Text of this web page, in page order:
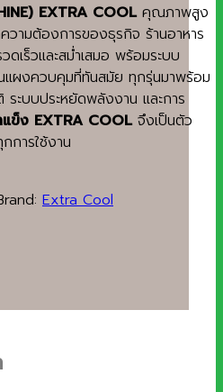
EXTRA COOLคุณภาพสูง
ามต้องการของธุรกิจ ร้านอาหาร
เร็วและสม่ำเสมอ พร้อมระบบ
แผงควบคุมที่ทันสมัย ทุกรุ่นมาพร้อม
ะบบประหยัดพลังงาน และการ
แข็ง EXTRA COOLจึงเป็นตัว
การใช้งาน
Extra Cool